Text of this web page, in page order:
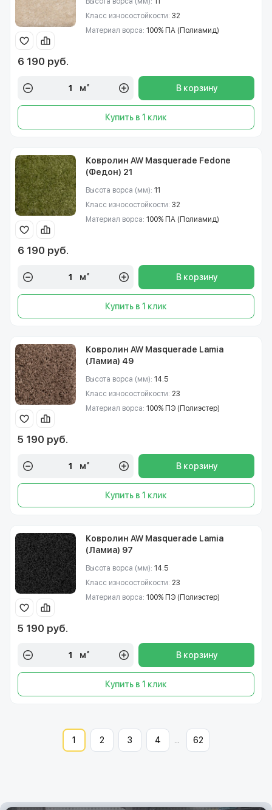
Класс износостойкости: 32
Материал ворса: 100% ПА (Полиамид)
6 190 руб.
м² В корзину
Купить в 1 клик
Ковролин AW Masquerade Fedone
(Федон) 21
Высота ворса (мм): 11
Класс износостойкости: 32
Материал ворса: 100% ПА (Полиамид)
6 190 руб.
м² В корзину
Купить в 1 клик
Ковролин AW Masquerade Lamia
(Ламиа) 49
Высота ворса (мм): 14.5
Класс износостойкости: 23
Материал ворса: 100% ПЭ (Полиэстер)
5 190 руб.
м² В корзину
Купить в 1 клик
Ковролин AW Masquerade Lamia
(Ламиа) 97
Высота ворса (мм): 14.5
Класс износостойкости: 23
Материал ворса: 100% ПЭ (Полиэстер)
5 190 руб.
м² В корзину
Купить в 1 клик
1 2 3 4 62